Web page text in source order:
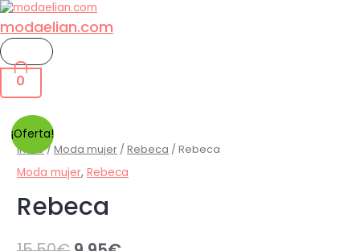
modaelian.com
0
¡Oferta!
Inicio/Moda mujer /Rebeca / Rebeca
Moda mujer,Rebeca
Rebeca